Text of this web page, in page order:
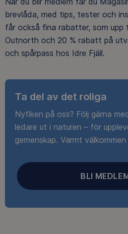
brevlåda, med tips, tester och
får också fina rabatter, som upp
Outnorth och 20 % rabatt på
och spårpass hos Idre Fjäll.
Ta del av det roliga
Nyfiken på oss? Följ gärna
ledare ut i naturen – för
gemenskap. Varmt
BLI